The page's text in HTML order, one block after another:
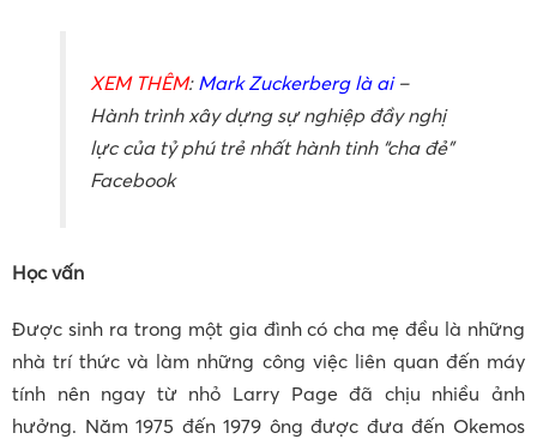
XEM THÊM: Mark Zuckerberg là ai–
Hành trình xây dựng sự nghiệp đầy nghị
lực của tỷ phú trẻ nhất hành tinh “cha đẻ”
Facebook
Học vấn
Được sinh ra trong một gia đình có cha mẹ đều là những
nhà trí thức và làm những công việc liên quan đến máy
tính nên ngay từ nhỏ Larry Page đã chịu nhiều ảnh
hưởng. Năm 1975 đến 1979 ông được đưa đến Okemos